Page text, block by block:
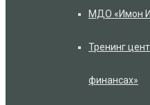
МДО «Имон
Тренинг
финансах»